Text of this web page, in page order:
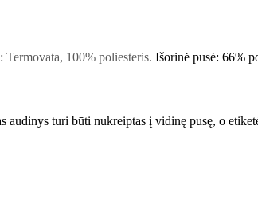
Termovata, 100% poliesteris. Išorinė pusė: 66%
turi būti nukreiptas į vidinę pusę, o